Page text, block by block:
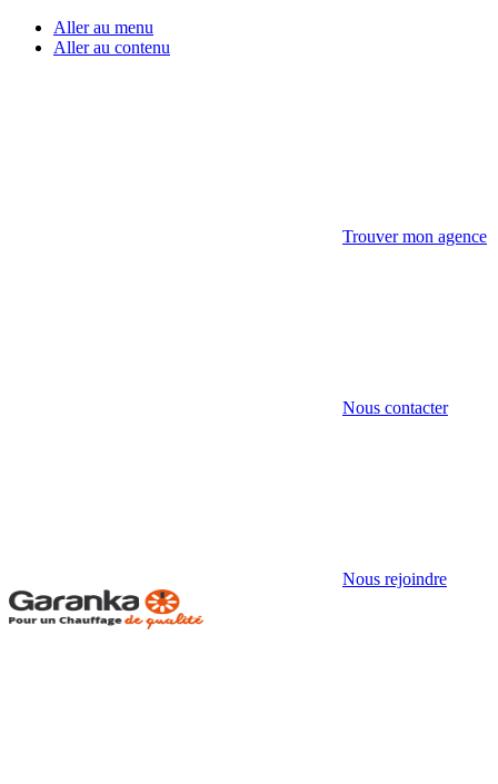
Aller au menu
Aller au contenu
Trouver mon agence
Nous contacter
Nous rejoindre